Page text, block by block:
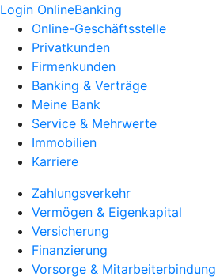
Login OnlineBanking
Online-Geschäftsstelle
Privatkunden
Firmenkunden
Banking & Verträge
Meine Bank
Service & Mehrwerte
Immobilien
Karriere
Zahlungsverkehr
Vermögen & Eigenkapital
Versicherung
Finanzierung
Vorsorge & Mitarbeiterbindung